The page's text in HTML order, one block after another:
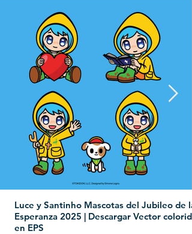
Luce y Santinho Mascotas del Jubileo de la
Esperanza 2025 | Descargar Vector colorido
en EPS